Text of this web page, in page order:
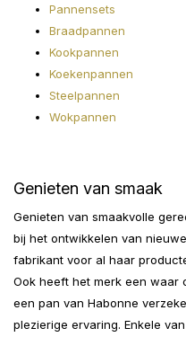
Pannensets
Braadpannen
Kookpannen
Koekenpannen
Steelpannen
Wokpannen
Genieten van smaak
Genieten van smaakvolle
bij het ontwikkelen van
fabrikant voor al haar
Ook heeft het merk een waar
een pan van Habonne
plezierige ervaring. Enkele